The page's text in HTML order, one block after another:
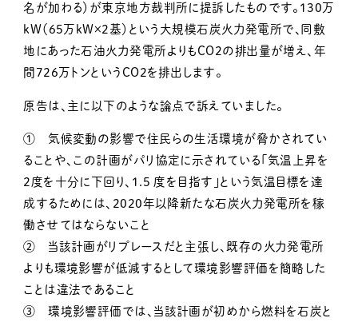
名が加わる）が東京地方裁判所に提訴したものです。130万
kW（65万kW×2基）という大規模石炭火力発電所で、同敷
地にあった石油火力発電所よりもCO2の排出量が増え、年
間726万トンというCO2を排出します。
原告は、主に以下のような論点で訴えていました。
① 気候変動の影響で住民らの生活環境が脅かされてい
ることや、この計画がパリ協定に示されている「気温上昇を
2度を十分に下回り、1.5 度を目指す」という気温目標を達
成するためには、2020年以降新たな石炭火力発電所を稼
働させてはならないこと
② 当該計画がリプレースだと主張し、既存の火力発電所
よりも環境影響が低減するとして環境影響評価を簡略した
ことは違法であること
③ 環境影響評価では、当該計画が初めから燃料を石炭と